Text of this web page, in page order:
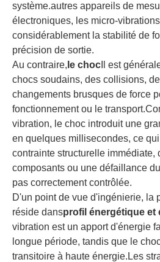
système.autres appareils de
électroniques, les micro-
considérablement la stabilité de
précision de sortie.
Au contraire, le choc Il est
chocs soudains, des collisions,
changements brusques de force
fonctionnement ou le
vibration, le choc introduit une
en quelques millisecondes, ce
contrainte structurelle immédiate,
composants ou une défaillance
pas correctement contrôlée.
D'un point de vue d'ingénierie, la
réside dansprofil énergétique et
vibration est un apport d'énergie
longue période, tandis que le
transitoire à haute énergie.Les